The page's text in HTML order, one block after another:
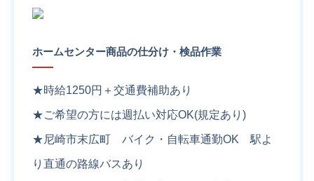
ホームセンター商品の仕分け・検品作業
★時給1250円＋交通費補助あり
★ご希望の方には週払い対応OK(規定あり)
★尼崎市末広町 バイク・自転車通勤OK 駅よ
り直通の路線バスあり